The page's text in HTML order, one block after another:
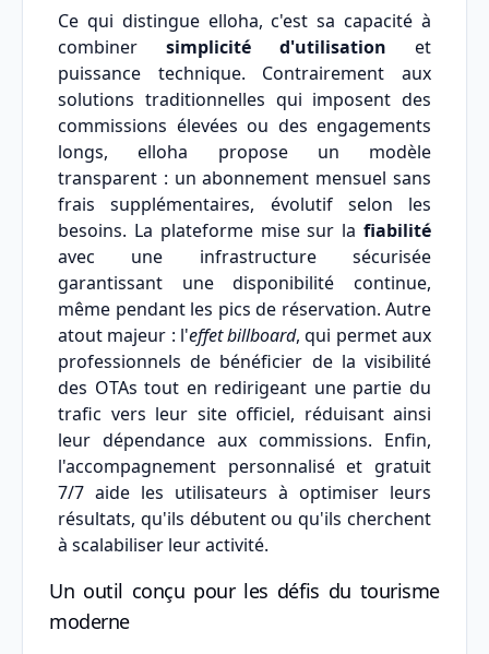
Ce qui distingue elloha, c'est sa capacité à
combiner simplicité d'utilisation et
puissance technique. Contrairement aux
solutions traditionnelles qui imposent des
commissions élevées ou des engagements
longs, elloha propose un modèle
transparent : un abonnement mensuel sans
frais supplémentaires, évolutif selon les
besoins. La plateforme mise sur la fiabilité
avec une infrastructure sécurisée
garantissant une disponibilité continue,
même pendant les pics de réservation. Autre
atout majeur : l'effet billboard, qui permet aux
professionnels de bénéficier de la visibilité
des OTAs tout en redirigeant une partie du
trafic vers leur site officiel, réduisant ainsi
leur dépendance aux commissions. Enfin,
l'accompagnement personnalisé et gratuit
7/7 aide les utilisateurs à optimiser leurs
résultats, qu'ils débutent ou qu'ils cherchent
à scalabiliser leur activité.
Un outil conçu pour les défis du tourisme
moderne